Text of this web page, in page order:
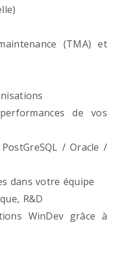
(TMA) et
de vos
/ Oracle /
dans votre équipe
R&D
WinDev grâce à